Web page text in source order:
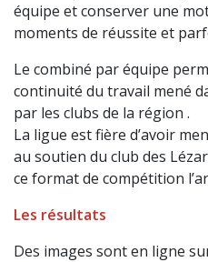
équipe et conserver une
moments de réussite et
Le combiné par équipe
continuité du travail mené
par les clubs de la région .
La ligue est fière d’avoir
au soutien du club des
ce format de compétition
Les résultats
Des images sont en ligne